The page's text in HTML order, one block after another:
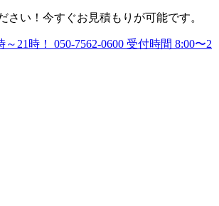
21時！ 050-7562-0600 受付時間 8:00〜2